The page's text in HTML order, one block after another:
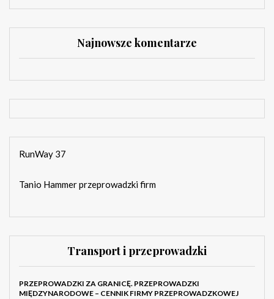
Najnowsze komentarze
RunWay 37
Tanio Hammer przeprowadzki firm
Transport i przeprowadzki
PRZEPROWADZKI ZA GRANICĘ. PRZEPROWADZKI
MIĘDZYNARODOWE – CENNIK FIRMY PRZEPROWADZKOWEJ